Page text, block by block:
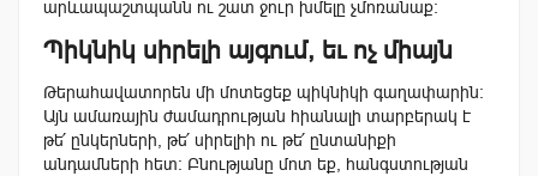
արևապաշտպանն ու շատ ջուր խմելը չմոռանաք։
Պիկնիկ սիրելի այգում, եւ ոչ միայն
Թերահավատորեն մի մոտեցեք պիկնիկի գաղափարին։
Այն ամառային ժամադրության հիանալի տարբերակ է
թե՛ ընկերների, թե՛ սիրելիի ու թե՛ ընտանիքի
անդամների հետ։ Բնությանը մոտ եք, հանգստության